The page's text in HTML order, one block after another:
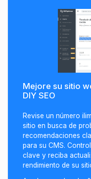
Mejore su sitio
DIY SEO
Revise un número
sitio en busca de
recomendaciones
para su CMS.
clave y reciba
rendimiento de su